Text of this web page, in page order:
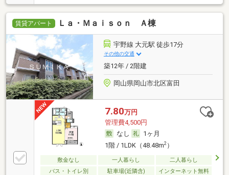
賃貸アパート Ｌａ・Ｍａｉｓｏｎ Ａ棟
宇野線 大元駅 徒歩17分
その他の交通
築12年 / 2階建
岡山県岡山市北区富田
7.80万円
管理費4,500円
なし
1ヶ月
1階 / 1LDK（48.48m2）
敷金なし 一人暮らし
二人暮らし
バス・トイレ別
駐車場(近隣含) インターネット無料